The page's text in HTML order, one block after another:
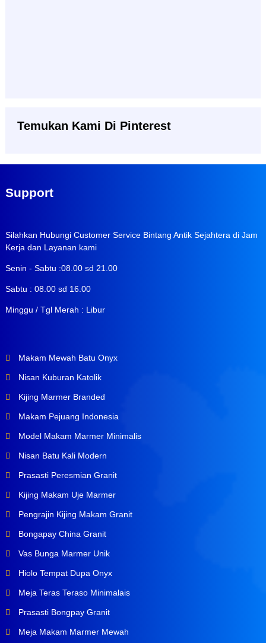
Temukan Kami Di Pinterest
Support
Silahkan Hubungi Customer Service Bintang Antik Sejahtera di Jam
Kerja dan Layanan kami
Senin - Sabtu :08.00 sd 21.00
Sabtu : 08.00 sd 16.00
Minggu / Tgl Merah : Libur
Makam Mewah Batu Onyx
Nisan Kuburan Katolik
Kijing Marmer Branded
Makam Pejuang Indonesia
Model Makam Marmer Minimalis
Nisan Batu Kali Modern
Prasasti Peresmian Granit
Kijing Makam Uje Marmer
Pengrajin Kijing Makam Granit
Bongapay China Granit
Vas Bunga Marmer Unik
Hiolo Tempat Dupa Onyx
Meja Teras Teraso Minimalais
Prasasti Bongpay Granit
Meja Makam Marmer Mewah